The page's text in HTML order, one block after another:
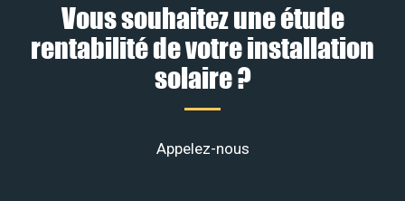
Vous souhaitez une étude
rentabilité de votre installation
solaire ?
Appelez-nous